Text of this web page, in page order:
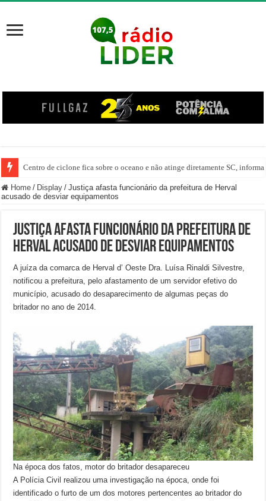
Centro de ciclone fica sobre o oceano e não atinge diretamente SC,
Home / Display / Justiça afasta funcionário da prefeitura de Herval
acusado de desviar equipamentos
Justiça afasta funcionário da prefeitura de
Herval acusado de desviar equipamentos
A juíza da comarca de Herval d’ Oeste Dra. Luísa Rinaldi Silvestre,
notificou a prefeitura, pelo afastamento de um servidor efetivo do
município, acusado do desaparecimento de algumas peças do
britador no ano de 2014.
Na época dos fatos, motor do britador desapareceu
A Polícia Civil realizou uma investigação na época, onde foi
identificado o furto de um dos motores pertencentes ao britador do